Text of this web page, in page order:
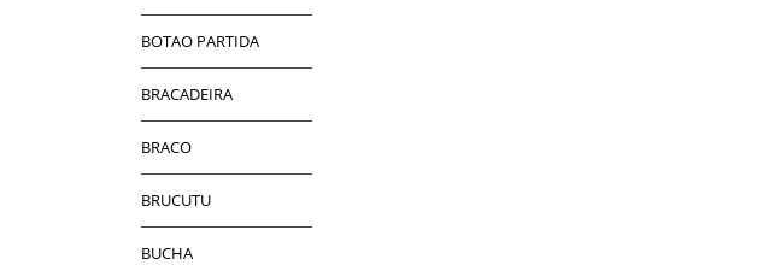
BOTAO PARTIDA
BRACADEIRA
BRACO
BRUCUTU
BUCHA